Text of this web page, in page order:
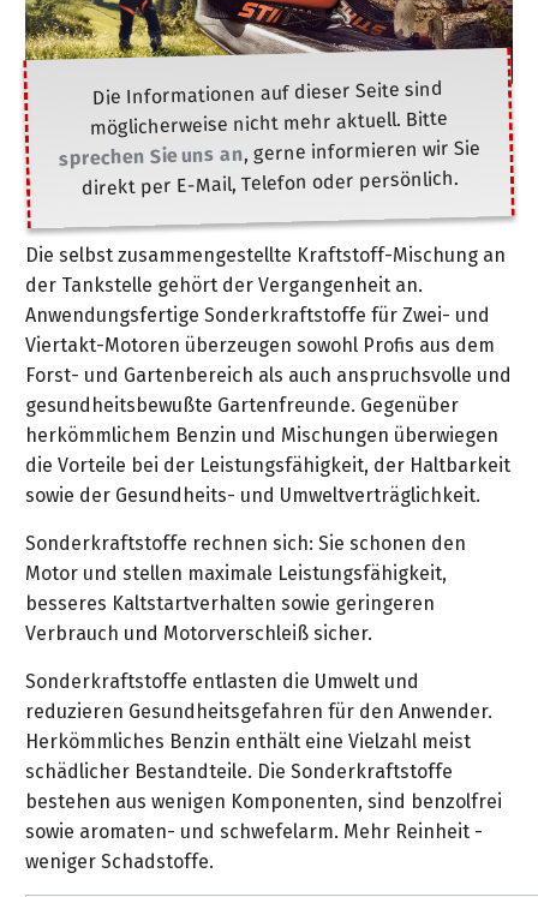
STIGA
Akku-
Aktion
Metabo
Specials
STIGA
Gartenbroschüre
Honda
Miimo-
Aktion
LUTZ
Betriebseinrichtung
2026
Honda
Aktionsmodelle
Husqvarna
Construction
KÄRCHER
Hochdruckreiniger
Comfort
Weber
Neuheiten-
Prospekt
METABO
Tracker
Weber
Grill-
Prospekt
STIHL
Mähroboter
anfordern
Marken
Kombi-
Systeme
Gras-
und
Heckenscheren
Wassertechnik
Sortiment
Unsere
Marken
Ansprechpartner
Videos
Kataloge
&
Prospekte
Automower-
Experten
Videos
&
Werbespot
Kataloge
&
Prospekte
FAQ
/
Häufige
Fragen
MS
462
Profisäge
HUSQVARNA
572
Motorsägen
Brennholzbearbeitung
Profi-
Forsttechnik
Forstwerkzeug
Ketten/Schienen
Betriebsstoffe
Forstkleidung
Schnittschutz
Fanartikel
Sortiment
Unsere
KÄRCHER
Sortiment
Unsere
Ansprechpartner
Videos
Kataloge
&
Prospekte
Gas-
Grills
Weber
Elektro-
Grills
Weber
Pellet-
Grill
Weber
Zubehör
Saucen
&
Gewürze
FAQ
/
Häufige
Fragen
Kataloge
&
Prospekte
Videos
Termine
Möbel
Möbel
Streckmetall-
Möbel
Holz-
&
Teak-
Möbel
Lounge-
Möbel
Auflagen
/
Kissen
Sonnenliegen
/
Strandkörbe
Sonnenschirme
Biohort
Deko-
E-
Pedelecs
Kinderräder
Spielgeräte
Go-
Karts
Trampoline
Fahrrad-
Zubehör
Bekleidung
Sicherheit
Service
Sortiment
Motorroller
Spielgeräte
GoKarts
Werkzeug
&
Maschinen
Sortiment
Aktionen
Elektrowerkzeuge
Messtechnik
Stationäre
Maschinen
Benzin-
Trennschleifer
Drucklufttechnik
Schweißtechnik
Technische
Gase
Berufsbekleidung
&
Workwear
Pkw-
Anhänger
Winter-
Inspektion
Zweirad
MotoMix
Garantieabwicklung
Technische
Fachberatung
Kundenkarte
Geschenkgutschein
Finanzkauf
Lieferservice
Bestell-
&
Abholservice
Hol-
&
Bringdienst
Unser
Liefergebiet
Service-
Leistungen
Sonderbestellung
Geschenkverpackung
Bestickungen
Lose
Eisenwaren
Wasserschlauch
meterweise
Waschanlage
Nienburg
Fachmarkt
Garbsen
KÄRCHER
Center
in
Garbsen
Ihr
Weg
zu
uns
deterding
gräpel
Reinigungstechnik
deterding
gräpel
Anlagenbau
...
Verkauf
...
der
Zweirad-
Technik
...
in
der
Service-
Werkstatt
in
der
Schlosserei
...
in
der
Logistik
in
der
1a
Partner
Links
Kontaktformular
Newsletter
Newsletter-
Archiv
Sitemap
Impressum
/
AGB
AGB
Widerrufsbelehrung
Datenschutz-
Die Informationen auf dieser Seite sind
möglicherweise nicht mehr aktuell. Bitte
sprechen Sie uns an, gerne informieren wir Sie
direkt per E-Mail, Telefon oder persönlich.
Die selbst zusammengestellte Kraftstoff-Mischung an
der Tankstelle gehört der Vergangenheit an.
Anwendungsfertige Sonderkraftstoffe für Zwei- und
Viertakt-Motoren überzeugen sowohl Profis aus dem
Forst- und Gartenbereich als auch anspruchsvolle und
gesundheitsbewußte Gartenfreunde. Gegenüber
herkömmlichem Benzin und Mischungen überwiegen
die Vorteile bei der Leistungsfähigkeit, der Haltbarkeit
sowie der Gesundheits- und Umweltverträglichkeit.
Sonderkraftstoffe rechnen sich: Sie schonen den
Motor und stellen maximale Leistungsfähigkeit,
besseres Kaltstartverhalten sowie geringeren
Verbrauch und Motorverschleiß sicher.
Sonderkraftstoffe entlasten die Umwelt und
reduzieren Gesundheitsgefahren für den Anwender.
Herkömmliches Benzin enthält eine Vielzahl meist
schädlicher Bestandteile. Die Sonderkraftstoffe
bestehen aus wenigen Komponenten, sind benzolfrei
sowie aromaten- und schwefelarm. Mehr Reinheit -
weniger Schadstoffe.